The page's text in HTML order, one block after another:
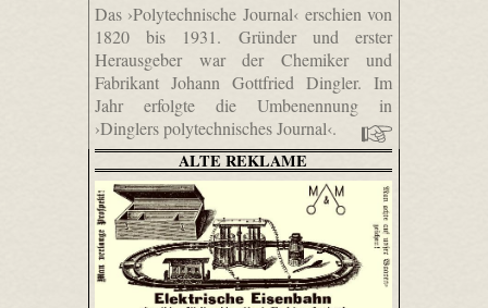
Das ›Polytechnische Journal‹ erschien von
1820 bis 1931. Gründer und erster
Herausgeber war der Chemiker und
Fabrikant Johann Gottfried Dingler. Im
Jahr erfolgte die Umbenennung in
›Dinglers polytechnisches Journal‹.
ALTE REKLAME